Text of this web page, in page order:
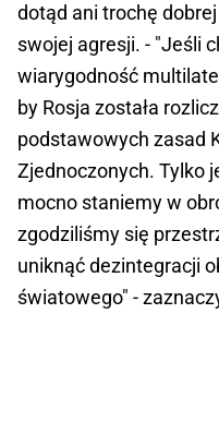
dotąd ani trochę
swojej agresji. - "Jeśli
wiarygodność
by Rosja została
podstawowych zasad
Zjednoczonych. Tylko
mocno staniemy w
zgodziliśmy się
uniknąć dezintegracji
światowego" -